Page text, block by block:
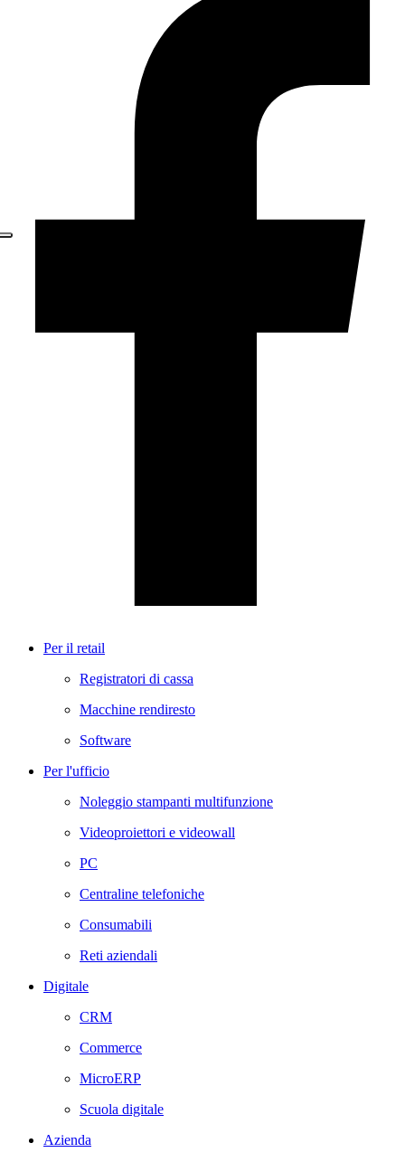
Per il retail
Registratori di cassa
Macchine rendiresto
Software
Per l'ufficio
Noleggio stampanti multifunzione
Videoproiettori e videowall
PC
Centraline telefoniche
Consumabili
Reti aziendali
Digitale
CRM
Commerce
MicroERP
Scuola digitale
Azienda